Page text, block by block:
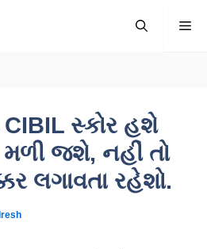
સ્કોર હશે
જશે, નહીં તો
લગાવતા રહેશો.